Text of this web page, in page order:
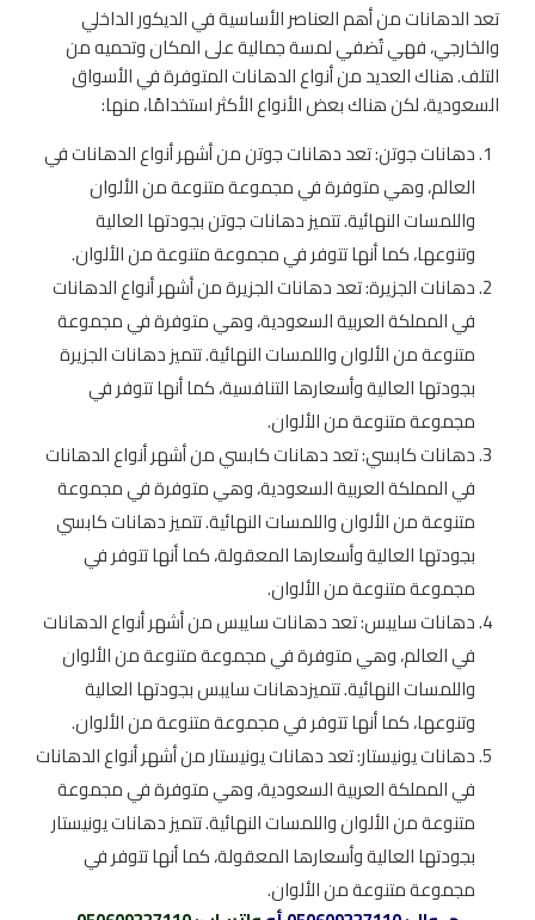
تعد الدهانات من أهم العناصر الأساسية في الديكور الداخلي
والخارجي، فهي تُضفي لمسة جمالية على المكان وتحميه من
التلف. هناك العديد من أنواع الدهانات المتوفرة في الأسواق
السعودية، لكن هناك بعض الأنواع الأكثر استخدامًا، منها:
دهانات جوتن: تعد دهانات جوتن من أشهر أنواع الدهانات في
العالم، وهي متوفرة في مجموعة متنوعة من الألوان
واللمسات النهائية. تتميز دهانات جوتن بجودتها العالية
وتنوعها، كما أنها تتوفر في مجموعة متنوعة من الألوان.
دهانات الجزيرة: تعد دهانات الجزيرة من أشهر أنواع الدهانات
في المملكة العربية السعودية، وهي متوفرة في مجموعة
متنوعة من الألوان واللمسات النهائية. تتميز دهانات الجزيرة
بجودتها العالية وأسعارها التنافسية، كما أنها تتوفر في
مجموعة متنوعة من الألوان.
دهانات كابسي: تعد دهانات كابسي من أشهر أنواع الدهانات
في المملكة العربية السعودية، وهي متوفرة في مجموعة
متنوعة من الألوان واللمسات النهائية. تتميز دهانات كابسي
بجودتها العالية وأسعارها المعقولة، كما أنها تتوفر في
مجموعة متنوعة من الألوان.
دهانات سايبس: تعد دهانات سايبس من أشهر أنواع الدهانات
في العالم، وهي متوفرة في مجموعة متنوعة من الألوان
واللمسات النهائية. تتميزدهانات سايبس بجودتها العالية
وتنوعها، كما أنها تتوفر في مجموعة متنوعة من الألوان.
دهانات يونيستار: تعد دهانات يونيستار من أشهر أنواع الدهانات
في المملكة العربية السعودية، وهي متوفرة في مجموعة
متنوعة من الألوان واللمسات النهائية. تتميز دهانات يونيستار
بجودتها العالية وأسعارها المعقولة، كما أنها تتوفر في
مجموعة متنوعة من الألوان.